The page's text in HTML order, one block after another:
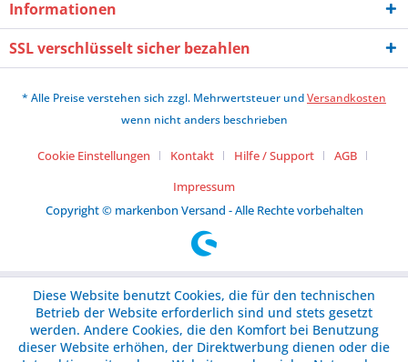
Informationen
SSL verschlüsselt sicher bezahlen
* Alle Preise verstehen sich zzgl. Mehrwertsteuer undVersandkosten
wenn nicht anders beschrieben
Cookie Einstellungen Kontakt Hilfe / Support
AGB
Impressum
Copyright © markenbon Versand - Alle Rechte vorbehalten
Diese Website benutzt Cookies, die für den technischen
Betrieb der Website erforderlich sind und stets gesetzt
werden. Andere Cookies, die den Komfort bei Benutzung
dieser Website erhöhen, der Direktwerbung dienen oder die